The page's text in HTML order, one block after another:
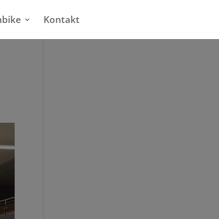
Kontakt